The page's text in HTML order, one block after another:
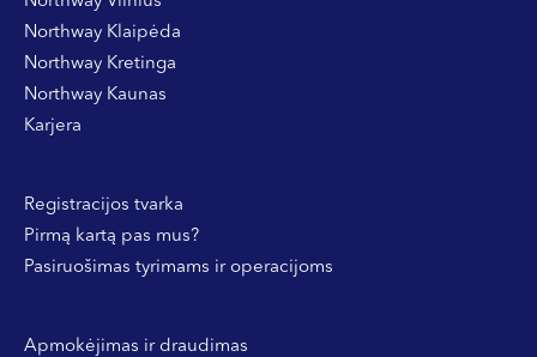
Northway Klaipėda
Northway Kretinga
Northway Kaunas
Karjera
Registracijos tvarka
Pirmą kartą pas mus?
Pasiruošimas tyrimams ir operacijoms
Apmokėjimas ir draudimas